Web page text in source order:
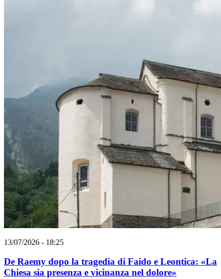
13/07/2026 - 18:25
De Raemy dopo la tragedia di Faido e Leontica: «La
Chiesa sia presenza e vicinanza nel dolore»